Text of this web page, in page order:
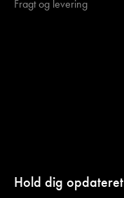
Fragt og levering
Hold dig opdateret